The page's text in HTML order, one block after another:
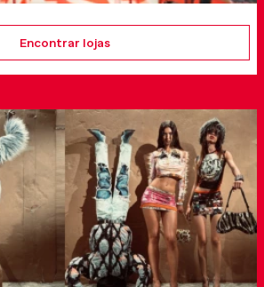
Encontrar lojas